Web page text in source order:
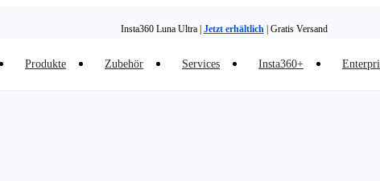
Insta360 Luna Ultra | Jetzt erhältlich| Gratis Versand
Produkte Zubehör Services Insta360+